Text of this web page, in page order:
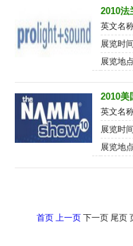
2010法
英文名
展览时
展览地
2010美
英文名
展览时
展览地
首页 上一页 下一页 尾页